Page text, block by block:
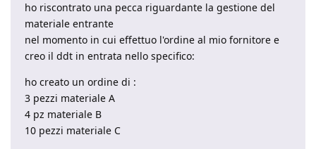
ho riscontrato una pecca riguardante la gestione del
materiale entrante
nel momento in cui effettuo l'ordine al mio fornitore e
creo il ddt in entrata nello specifico:
ho creato un ordine di :
3 pezzi materiale A
4 pz materiale B
10 pezzi materiale C